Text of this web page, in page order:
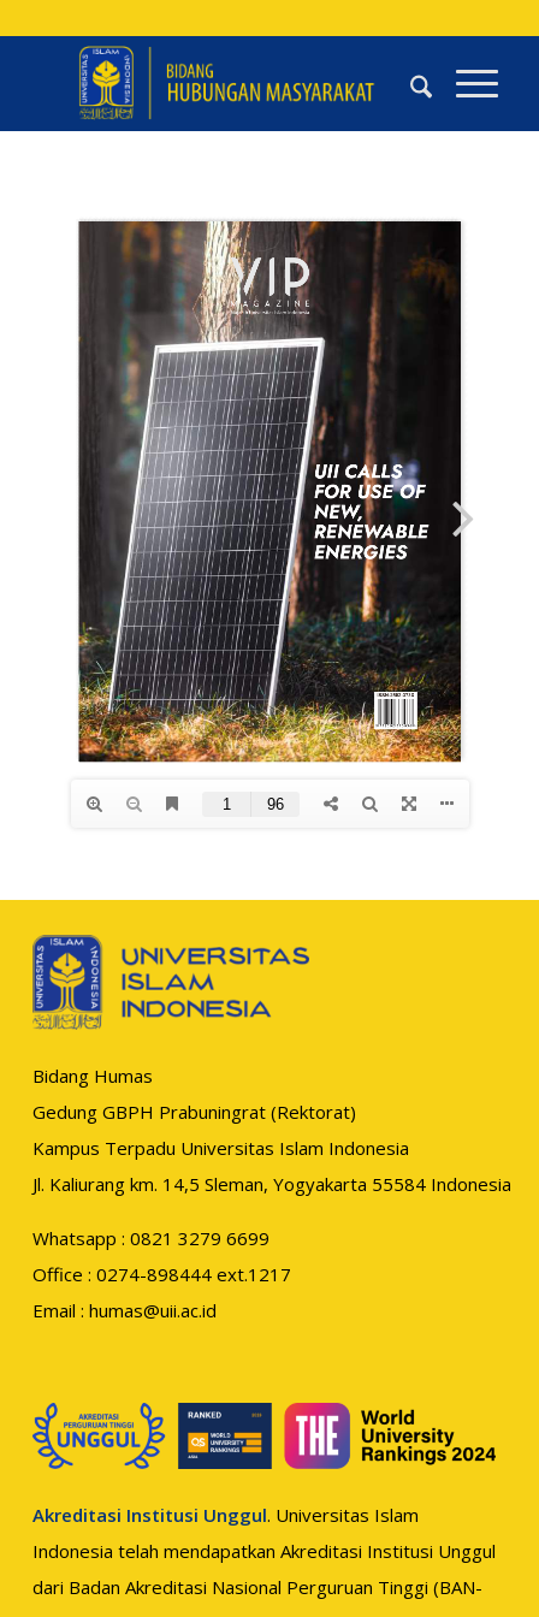
Bidang Humas
Gedung GBPH Prabuningrat (Rektorat)
Kampus Terpadu Universitas Islam Indonesia
Jl. Kaliurang km. 14,5 Sleman, Yogyakarta 55584 Indonesia
Whatsapp : 0821 3279 6699
Office : 0274-898444 ext.1217
Email : humas@uii.ac.id
Akreditasi Institusi Unggul. Universitas Islam
Indonesia telah mendapatkan Akreditasi Institusi Unggul
dari Badan Akreditasi Nasional Perguruan Tinggi (BAN-